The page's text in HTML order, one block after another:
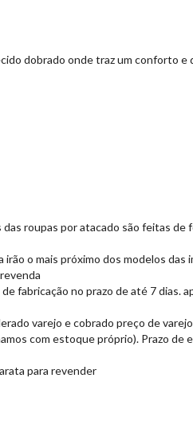
dobrado onde traz um conforto e
roupas por atacado são feitas
o mais próximo dos modelos
fabricação no prazo de até 7
varejo e cobrado preço de
com estoque próprio). Prazo
para revender